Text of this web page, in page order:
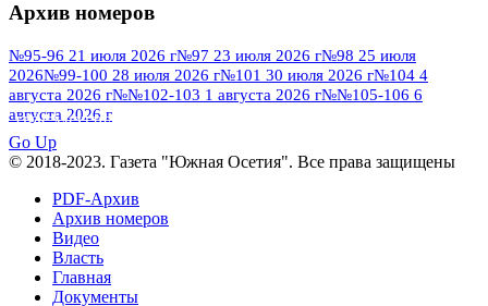
№95 7 августа 2012 г
№95 28 июля 2016 г№95+96 3 августа
2013 г№96 6 июля 2017 г№96 9 августа
2012 г №96 28 июля 2015 г
№96+97 30 июля 2016 г
№97 11 августа 2012 г
№97 30 июля 2015 г
№98 2 августа 2016 г
августа 2013 г
Архив номеров
№95-96 21 июля 2026 г№97 23 июля 2026 г№98 25 июля
2026№99-100 28 июля 2026 г№101 30 июля 2026 г№104 4
августа 2026 г№№102-103 1 августа 2026 г№№105-106 6
августа 2026 г
ПОСМОТРЕТЬ ВСЕ
Go Up
© 2018-2023. Газета "Южная Осетия". Все права защищены
PDF-Архив
Архив номеров
Видео
Власть
Главная
Документы